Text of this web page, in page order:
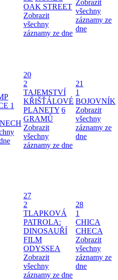
OAK STREET
Zobrazit
všechny
záznamy ze dne
Zobrazit
všechny
záznamy ze
dne
1
20
2
TAJEMSTVÍ
KŘIŠŤÁLOVÉ
PLANETY 6
GRAMŮ
Zobrazit
všechny
záznamy ze dne
21
1
BOJOVNÍK
Zobrazit
všechny
záznamy ze
dne
27
2
TLAPKOVÁ
PATROLA:
DINOSAUŘÍ
FILM
ODYSSEA
Zobrazit
všechny
záznamy ze dne
28
1
CHICA
CHECA
Zobrazit
všechny
záznamy ze
dne